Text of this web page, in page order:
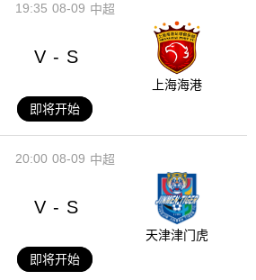
08-09
19:35 中超
V - S
上海海港
即将开始
08-09
20:00 中超
V - S
天津津门虎
即将开始